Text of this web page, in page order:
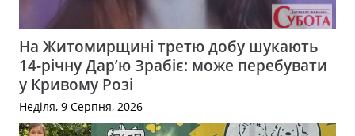
На Житомирщині третю добу шукають
14-річну Дар’ю Зрабіє: може перебувати
у Кривому Розі
Неділя, 9 Серпня, 2026